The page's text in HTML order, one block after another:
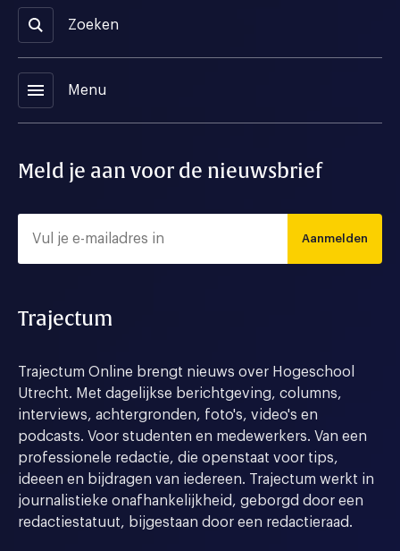
Zoeken
menu Menu
Meld je aan voor de nieuwsbrief
Aanmelden
Trajectum
Trajectum Online brengt nieuws over Hogeschool
Utrecht. Met dagelijkse berichtgeving, columns,
interviews, achtergronden, foto's, video's en
podcasts. Voor studenten en medewerkers. Van een
professionele redactie, die openstaat voor tips,
ideeen en bijdragen van iedereen. Trajectum werkt in
journalistieke onafhankelijkheid, geborgd door een
redactiestatuut, bijgestaan door een redactieraad.